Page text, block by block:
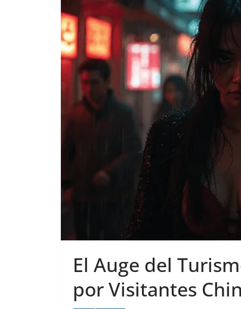
El Auge del
por Visitantes